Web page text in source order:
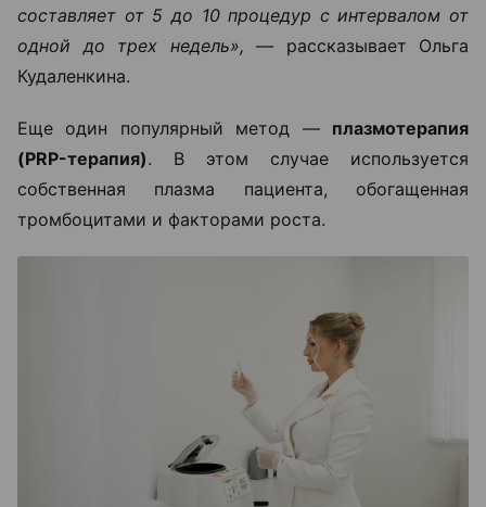
составляет от 5 до 10 процедур с интервалом от
одной до трех недель», — рассказывает Ольга
Кудаленкина.
Еще один популярный метод — плазмотерапия
(PRP-терапия). В этом случае используется
собственная плазма пациента, обогащенная
тромбоцитами и факторами роста.